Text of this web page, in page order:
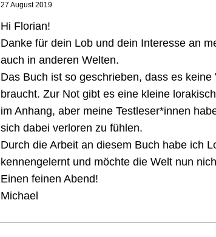
27 August 2019
Hi Florian!
Danke für dein Lob und dein Interesse an
auch in anderen Welten.
Das Buch ist so geschrieben, dass es
braucht. Zur Not gibt es eine kleine
im Anhang, aber meine Testleser*innen
sich dabei verloren zu fühlen.
Durch die Arbeit an diesem Buch habe ich
kennengelernt und möchte die Welt nun
Einen feinen Abend!
Michael